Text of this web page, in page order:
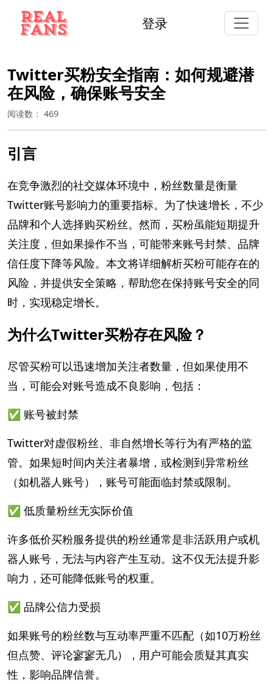
登录
Twitter买粉安全指南：如何规避潜
在风险，确保账号安全
阅读数： 469
引言
在竞争激烈的社交媒体环境中，粉丝数量是衡量
Twitter账号影响力的重要指标。为了快速增长，不少
品牌和个人选择购买粉丝。然而，买粉虽能短期提升
关注度，但如果操作不当，可能带来账号封禁、品牌
信任度下降等风险。本文将详细解析买粉可能存在的
风险，并提供安全策略，帮助您在保持账号安全的同
时，实现稳定增长。
为什么Twitter买粉存在风险？
尽管买粉可以迅速增加关注者数量，但如果使用不
当，可能会对账号造成不良影响，包括：
✅ 账号被封禁
Twitter对虚假粉丝、非自然增长等行为有严格的监
管。如果短时间内关注者暴增，或检测到异常粉丝
（如机器人账号），账号可能面临封禁或限制。
✅ 低质量粉丝无实际价值
许多低价买粉服务提供的粉丝通常是非活跃用户或机
器人账号，无法与内容产生互动。这不仅无法提升影
响力，还可能降低账号的权重。
✅ 品牌公信力受损
如果账号的粉丝数与互动率严重不匹配（如10万粉丝
但点赞、评论寥寥无几），用户可能会质疑其真实
性，影响品牌信誉。